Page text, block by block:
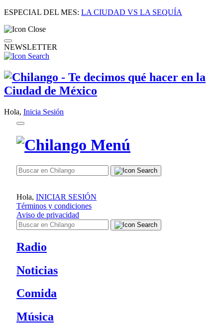
ESPECIAL DEL MES: LA CIUDAD VS LA SEQUÍA
NEWSLETTER
Hola, Inicia Sesión
Hola, INICIAR SESIÓN
Términos y condiciones
Aviso de privacidad
Radio
Noticias
Comida
Música